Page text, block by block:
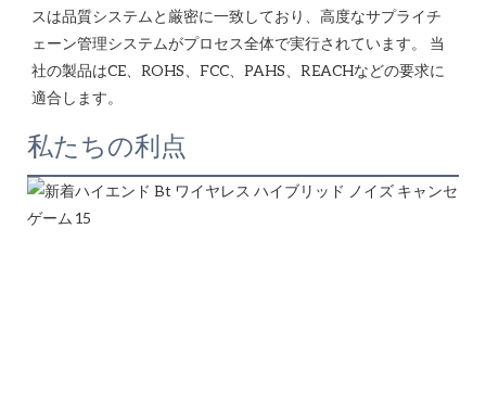
スは品質システムと厳密に一致しており、高度なサプライチ
ェーン管理システムがプロセス全体で実行されています。 当
社の製品はCE、ROHS、FCC、PAHS、REACHなどの要求に
私たちの利点